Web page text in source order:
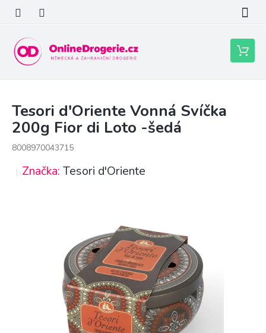
obsah
Nákupní
košík
Tesori d'Oriente Vonná Svíčka
200g Fior di Loto -šedá
8008970043715
Značka: Tesori d'Oriente